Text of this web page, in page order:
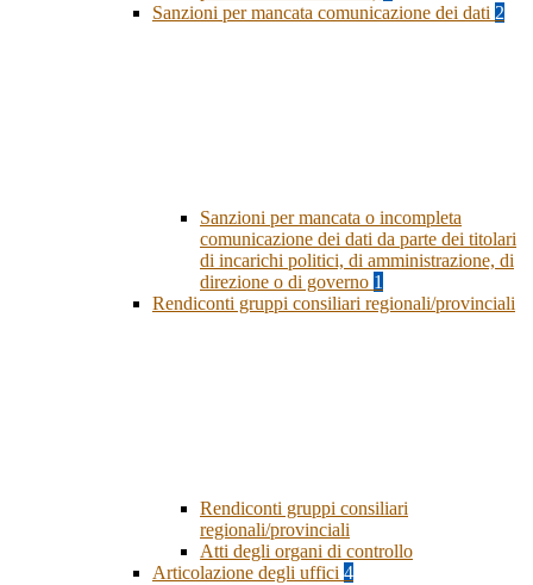
Sanzioni per mancata comunicazione dei dati 2
Sanzioni per mancata o incompleta
comunicazione dei dati da parte dei titolari
di incarichi politici, di amministrazione, di
direzione o di governo 1
Rendiconti gruppi consiliari regionali/provinciali
Rendiconti gruppi consiliari
regionali/provinciali
Atti degli organi di controllo
Articolazione degli uffici 4